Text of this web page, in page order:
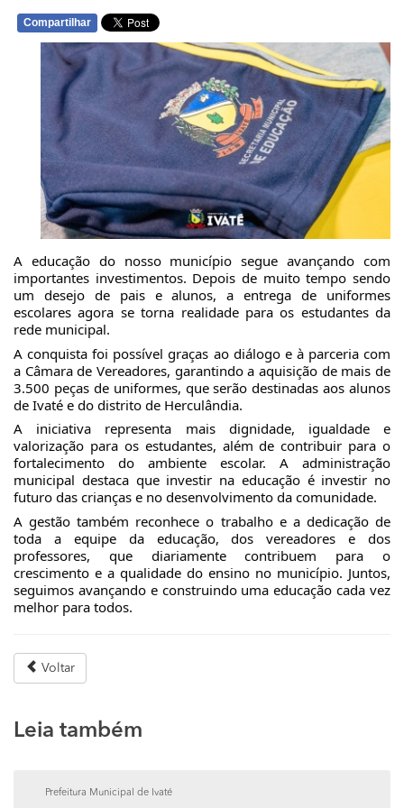
Compartilhar
A educação do nosso município segue avançando com
importantes investimentos. Depois de muito tempo sendo
um desejo de pais e alunos, a entrega de uniformes
escolares agora se torna realidade para os estudantes da
rede municipal.
A conquista foi possível graças ao diálogo e à parceria com
a Câmara de Vereadores, garantindo a aquisição de mais de
3.500 peças de uniformes, que serão destinadas aos alunos
de Ivaté e do distrito de Herculândia.
A iniciativa representa mais dignidade, igualdade e
valorização para os estudantes, além de contribuir para o
fortalecimento do ambiente escolar. A administração
municipal destaca que investir na educação é investir no
futuro das crianças e no desenvolvimento da comunidade.
A gestão também reconhece o trabalho e a dedicação de
toda a equipe da educação, dos vereadores e dos
professores, que diariamente contribuem para o
crescimento e a qualidade do ensino no município. Juntos,
seguimos avançando e construindo uma educação cada vez
melhor para todos.
Voltar
Leia também
Prefeitura Municipal de Ivaté